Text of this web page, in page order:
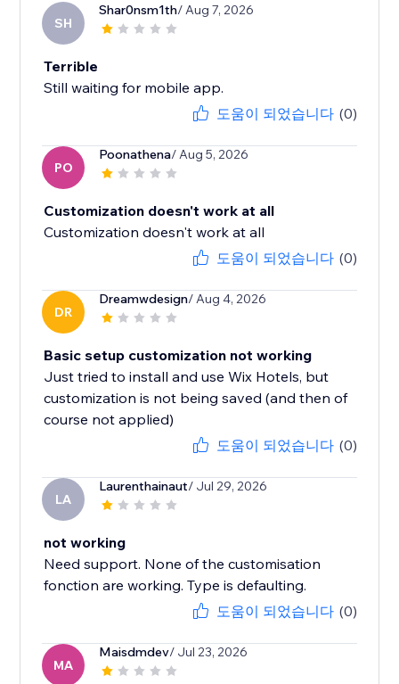
SH
Shar0nsm1th/ Aug 7, 2026
Terrible
Still waiting for mobile app.
도움이 되었습니다 (0)
PO
Poonathena/ Aug 5, 2026
Customization doesn't work at all
Customization doesn't work at all
도움이 되었습니다 (0)
DR
Dreamwdesign/ Aug 4, 2026
Basic setup customization not working
Just tried to install and use Wix Hotels, but
customization is not being saved (and then of
course not applied)
도움이 되었습니다 (0)
LA
Laurenthainaut/ Jul 29, 2026
not working
Need support. None of the customisation
fonction are working. Type is defaulting.
도움이 되었습니다 (0)
MA
Maisdmdev/ Jul 23, 2026